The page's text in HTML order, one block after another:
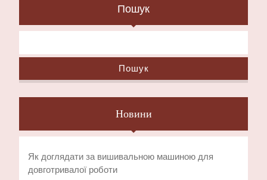
Пошук
Пошук
Новини
Як доглядати за вишивальною машиною для
довготривалої роботи